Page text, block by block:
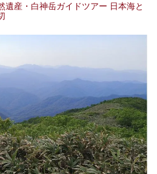
遺産・白神岳ガイドツアー 日本海と